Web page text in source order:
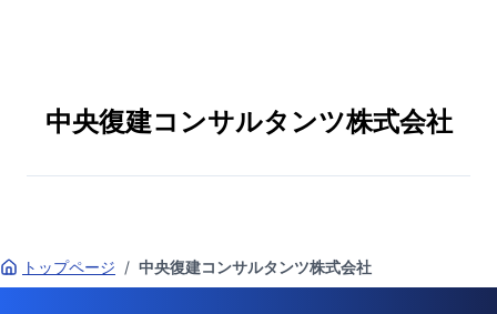
中央復建コンサルタンツ株式会社
トップページ / 中央復建コンサルタンツ株式会社